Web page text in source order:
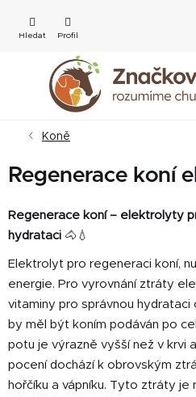
obsah
Koně
Regenerace koní
Regenerace koní – elektrolyty
hydrataci 🐴💧
Elektrolyt pro regeneraci koní,
energie. Pro vyrovnání ztráty
vitaminy pro správnou hydrataci
by měl být koním podáván po
potu je výrazně vyšší než v krvi
pocení dochází k obrovským
hořčíku a vápníku. Tyto ztráty je